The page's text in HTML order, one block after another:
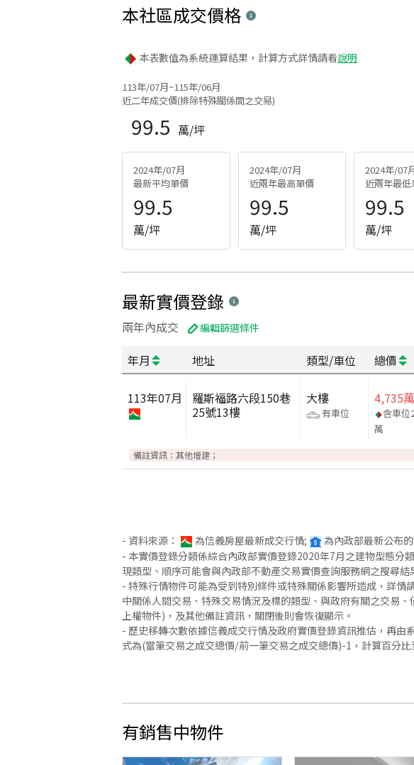
本社區成交價格
本表數值為系統運算結果，計算方式詳情請看說明
113年/07月~115年/06月
近二年成交價(排除特殊關係間之交易)
99.5 萬/坪
2024年/07月
最新平均單價
99.5
萬/坪
2024年/07月
近兩年最高單價
99.5
萬/坪
2024年/07
近兩年最低
99.5
萬/坪
最新實價登錄
兩年內成交 編輯篩選條件
年月 地址 類型/車位 總價
113年07月
羅斯福路六段150巷
25號13樓
大樓
有車位
4,735萬
含車位
萬
備註資訊： 其他增建；
- 資料來源： 為信義房屋最新成交行情; 為內政部最新公布
- 本實價登錄分類係綜合內政部實價登錄2020年7月之建物型態分
現類型、順序可能會與內政部不動產交易實價查詢服務網之搜尋結
- 特殊行情物件可能為受到特別條件或特殊關係影響所造成，詳
中關係人間交易、特殊交易情況及標的類型、與政府有關之交易
上權物件)，及其他備註資訊，關閉後則會恢復顯示。
- 歷史移轉次數依據信義成交行情及政府實價登錄資訊推估，再
式為(當筆交易之成交總價/前一筆交易之成交總價)-1，計算百分
有銷售中物件